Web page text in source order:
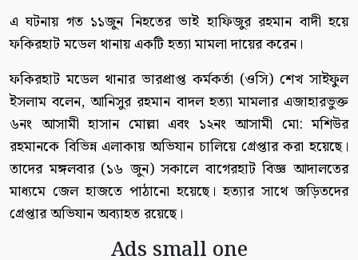
এ ঘটনায় গত ১১জুন নিহতের ভাই হাফিজুর রহমান বাদী হয়ে
ফকিরহাট মডেল থানায় একটি হত্যা মামলা দায়ের করেন।
ফকিরহাট মডেল থানার ভারপ্রাপ্ত কর্মকর্তা (ওসি) শেখ সাইফুল
ইসলাম বলেন, আনিসুর রহমান বাদল হত্যা মামলার এজাহারভুক্ত
৬নং আসামী হাসান মোল্লা এবং ১২নং আসামী মো: মশিউর
রহমানকে বিভিন্ন এলাকায় অভিযান চালিয়ে গ্রেপ্তার করা হয়েছে।
তাদের মঙ্গলবার (১৬ জুন) সকালে বাগেরহাট বিজ্ঞ আদালতের
মাধ্যমে জেল হাজতে পাঠানো হয়েছে। হত্যার সাথে জড়িতদের
গ্রেপ্তার অভিযান অব্যাহত রয়েছে।
Ads small one